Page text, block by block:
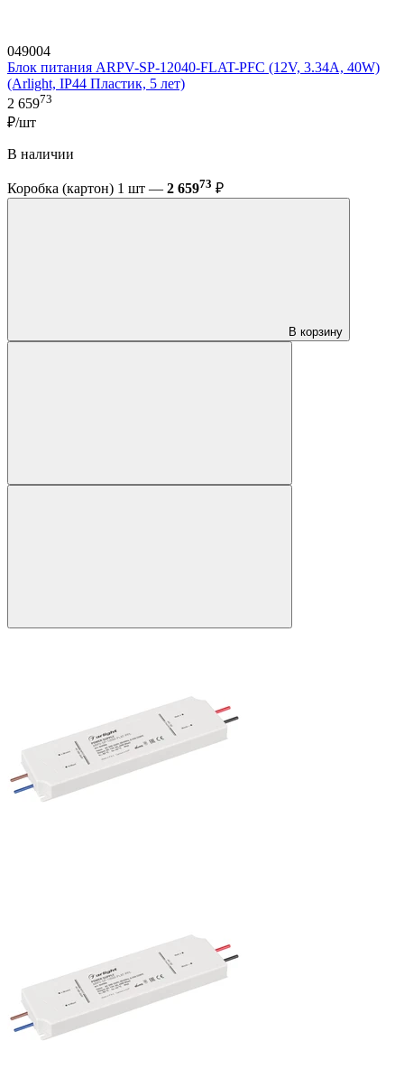
049004
Блок питания ARPV-SP-12040-FLAT-PFC (12V, 3.34A, 40W)
(Arlight, IP44 Пластик, 5 лет)
2 65973
₽/шт
В наличии
Коробка (картон) 1 шт — 2 65973 ₽
В корзину